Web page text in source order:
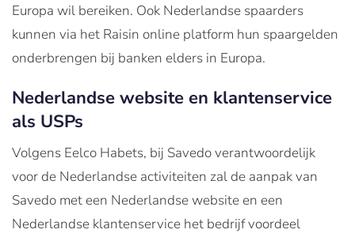
Europa wil bereiken. Ook Nederlandse spaarders
kunnen via het Raisin online platform hun spaargelden
onderbrengen bij banken elders in Europa.
Nederlandse website en klantenservice
als USPs
Volgens Eelco Habets, bij Savedo verantwoordelijk
voor de Nederlandse activiteiten zal de aanpak van
Savedo met een Nederlandse website en een
Nederlandse klantenservice het bedrijf voordeel